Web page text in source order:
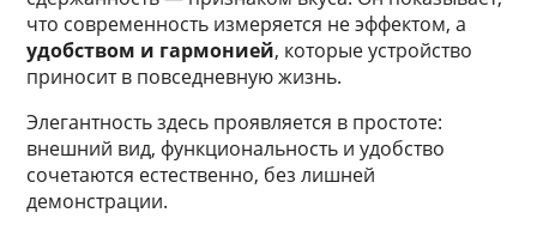
что современность измеряется не эффектом, а
удобством и гармонией, которые устройство
приносит в повседневную жизнь.
Элегантность здесь проявляется в простоте:
внешний вид, функциональность и удобство
сочетаются естественно, без лишней
демонстрации.